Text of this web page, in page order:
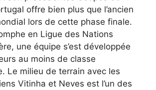
offre bien plus que l’ancien
lors de cette phase finale.
en Ligue des Nations
une équipe s’est développée
au moins de classe
Le milieu de terrain avec les
Vitinha et Neves est l’un des